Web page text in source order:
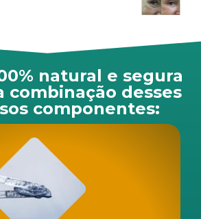
natural e segura
combinação desses
componentes: